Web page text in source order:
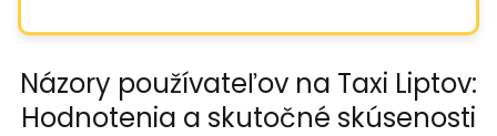
Názory používateľov na Taxi Liptov:
Hodnotenia a skutočné skúsenosti